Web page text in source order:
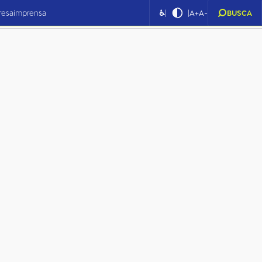
imprensa ♿| |A+A- BUSCA